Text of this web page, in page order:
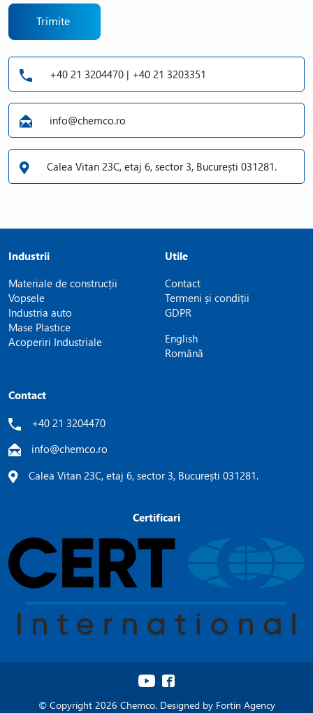
Trimite
+40 21 3204470 | +40 21 3203351
info@chemco.ro
Calea Vitan 23C, etaj 6, sector 3, București 031281.
Industrii
Materiale de construcții
Vopsele
Industria auto
Mase Plastice
Acoperiri Industriale
Utile
Contact
Termeni și condiții
GDPR
English
Română
Contact
+40 21 3204470
info@chemco.ro
Calea Vitan 23C, etaj 6, sector 3, București 031281.
Certificari
© Copyright 2026 Chemco. Designed by Fortin Agency